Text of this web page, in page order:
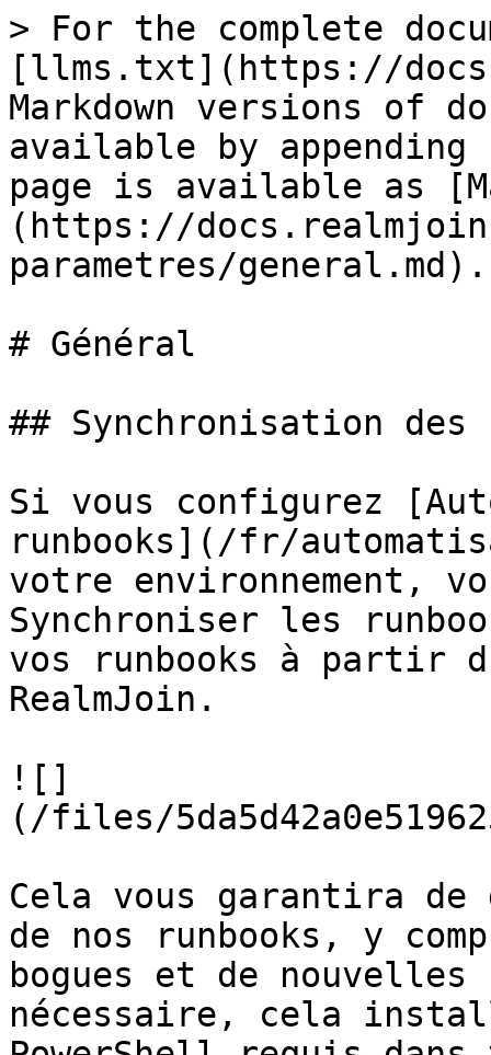
> For the complete
[llms.txt](https://
Markdown versions of
available by
page is available as
(https://
parametres/general.md).
# Général
## Synchronisation des
Si vous configurez
runbooks](/fr/
votre environnement,
Synchroniser les
vos runbooks à partir
RealmJoin.
![]
(/files/
Cela vous garantira
de nos runbooks, y
bogues et de
nécessaire, cela